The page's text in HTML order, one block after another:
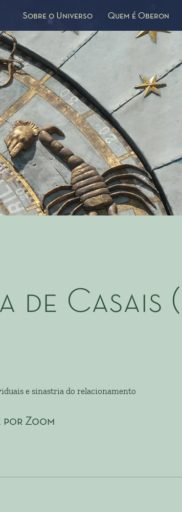
de Casais
e sinastria do relacionamento
por Zoom
Sobre o Universo Quem é Oberon